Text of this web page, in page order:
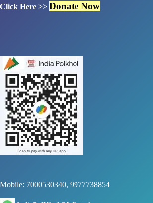
Click Here >> Donate Now
Mobile: 7000530340, 9977738854